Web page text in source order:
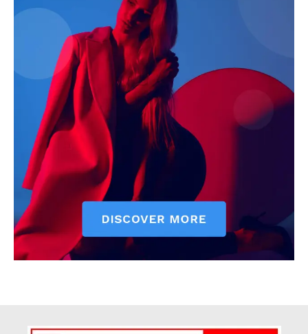
Contact us
Subscription Plans
My account